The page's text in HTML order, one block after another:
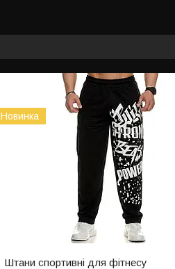
Новинка
Штани спортивні для фітнесу